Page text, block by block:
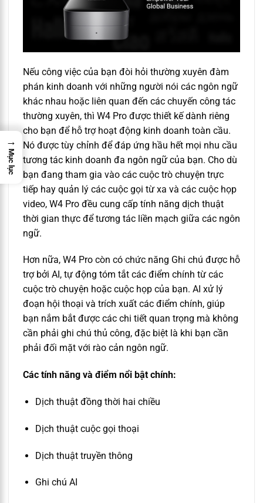
Nếu công việc của bạn đòi hỏi thường xuyên đàm
phán kinh doanh với những người nói các ngôn ngữ
khác nhau hoặc liên quan đến các chuyến công tác
thường xuyên, thì W4 Pro được thiết kế dành riêng
cho bạn để hỗ trợ hoạt động kinh doanh toàn cầu.
Nó được tùy chỉnh để đáp ứng hầu hết mọi nhu cầu
tương tác kinh doanh đa ngôn ngữ của bạn. Cho dù
bạn đang tham gia vào các cuộc trò chuyện trực
tiếp hay quản lý các cuộc gọi từ xa và các cuộc họp
video, W4 Pro đều cung cấp tính năng dịch thuật
thời gian thực để tương tác liền mạch giữa các ngôn
ngữ.
Hơn nữa, W4 Pro còn có chức năng Ghi chú được hỗ
trợ bởi AI, tự động tóm tắt các điểm chính từ các
cuộc trò chuyện hoặc cuộc họp của bạn. AI xử lý
đoạn hội thoại và trích xuất các điểm chính, giúp
bạn nắm bắt được các chi tiết quan trọng mà không
cần phải ghi chú thủ công, đặc biệt là khi bạn cần
phải đối mặt với rào cản ngôn ngữ.
Các tính năng và điểm nổi bật chính:
Dịch thuật đồng thời hai chiều
Dịch thuật cuộc gọi thoại
Dịch thuật truyền thông
Ghi chú AI
→
Mục lục